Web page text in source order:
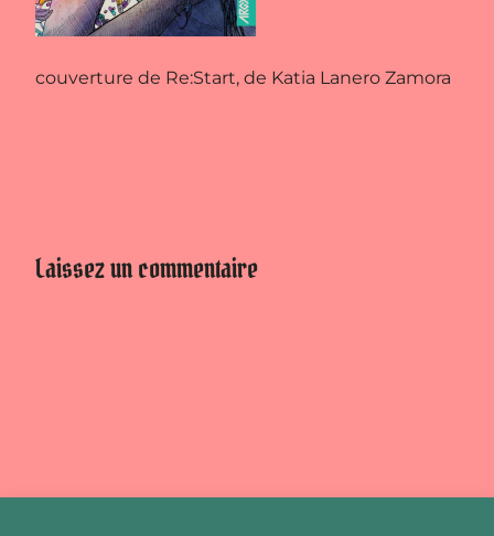
couverture de Re:Start, de Katia Lanero Zamora
Laissez un commentaire